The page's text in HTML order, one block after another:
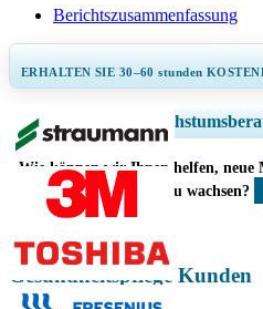
Berichtszusammenfassung
ERHALTEN SIE 30–60stunden
Regionale und länderspezifische
Unternehmensprofile,
Jetzt
Wie können wir Ihnen helfen, neue
schneller zu wachsen?
Gesundheitspflege Kunden